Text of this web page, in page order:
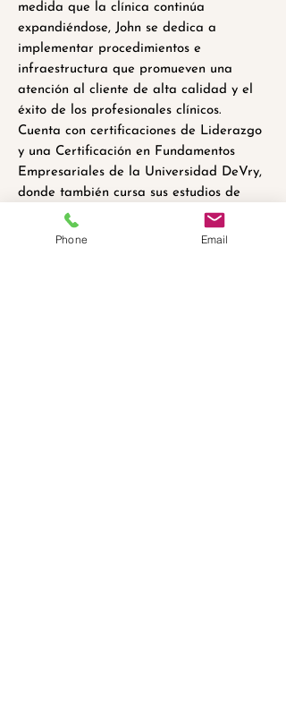
medida que la clínica continúa
expandiéndose, John se dedica a
implementar procedimientos e
infraestructura que promueven una
atención al cliente de alta calidad y el
éxito de los profesionales clínicos.
Cuenta con certificaciones de Liderazgo
y una Certificación en Fundamentos
Empresariales de la Universidad DeVry,
donde también cursa sus estudios de
Administración de Empresas. Su pasión
por el crecimiento, su dedicación a la
Phone Email